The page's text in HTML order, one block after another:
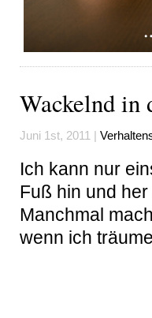
Wackelnd in
Juni 1st, 2011 |
Ich kann nur
Fuß hin und
Manchmal
wenn ich